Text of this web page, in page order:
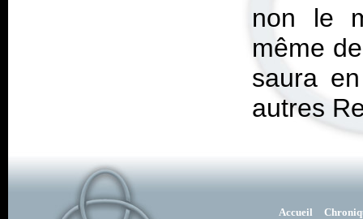
non le
même
saura
autres
Accueil